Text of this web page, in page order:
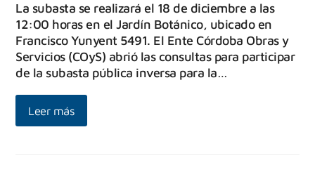
La subasta se realizará el 18 de diciembre a las
12:00 horas en el Jardín Botánico, ubicado en
Francisco Yunyent 5491. El Ente Córdoba Obras y
Servicios (COyS) abrió las consultas para participar
de la subasta pública inversa para la…
Leer más